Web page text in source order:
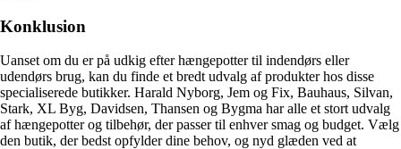
Konklusion
Uanset om du er på udkig efter hængepotter til indendørs eller
udendørs brug, kan du finde et bredt udvalg af produkter hos disse
specialiserede butikker. Harald Nyborg, Jem og Fix, Bauhaus, Silvan,
Stark, XL Byg, Davidsen, Thansen og Bygma har alle et stort udvalg
af hængepotter og tilbehør, der passer til enhver smag og budget. Vælg
den butik, der bedst opfylder dine behov, og nyd glæden ved at